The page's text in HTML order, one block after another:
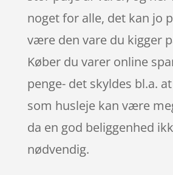
noget for alle, det kan jo
være den vare du kigger
Køber du varer online
penge- det skyldes bl.a.
som husleje kan være
da en god beliggenhed
nødvendig.